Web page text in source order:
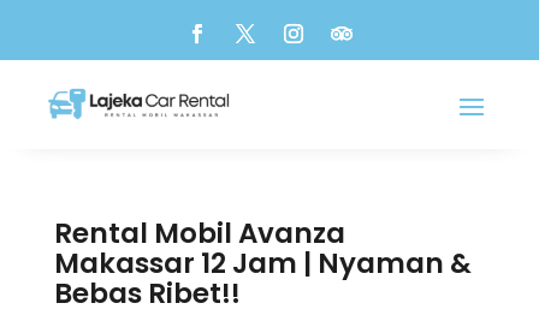
Rental Mobil Avanza
Makassar 12 Jam | Nyaman &
Bebas Ribet!!